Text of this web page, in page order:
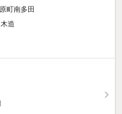
町南多田
造